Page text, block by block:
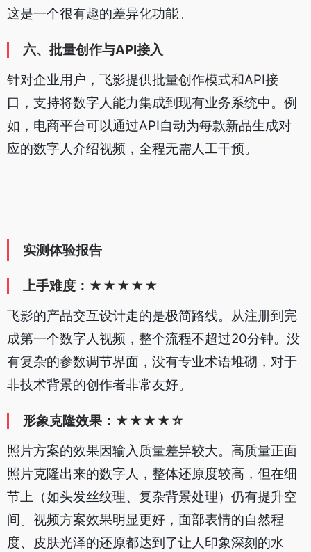
这是一个很有趣的差异化功能。
六、批量创作与API接入
针对企业用户，飞影提供批量创作模式和API接
口，支持将数字人能力集成到现有业务系统中。例
如，电商平台可以通过API自动为每款新品生成对
应的数字人介绍视频，全程无需人工干预。
实测体验报告
上手难度：★★★★★
飞影的产品交互设计走的是极简路线。从注册到完
成第一个数字人视频，整个流程不超过20分钟。没
有复杂的参数调节界面，没有专业术语堆砌，对于
非技术背景的创作者非常友好。
形象克隆效果：★★★★☆
照片方案的效果因输入质量差异较大。高质量正面
照片克隆出来的数字人，整体还原度较高，但在细
节上（如头发丝纹理、复杂背景处理）仍有提升空
间。视频方案效果明显更好，面部表情的自然程
度、皮肤光泽的还原都达到了让人印象深刻的水